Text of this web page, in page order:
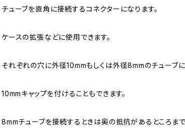
チューブを直角に接続するコネクターになります。
ケースの拡張などに使用できます。
それぞれの穴に外径10mmもしくは外径8mmのチューブに
10mmキャップを付けることもできます。
8mmチューブを接続するときは奥の抵抗があるところまで